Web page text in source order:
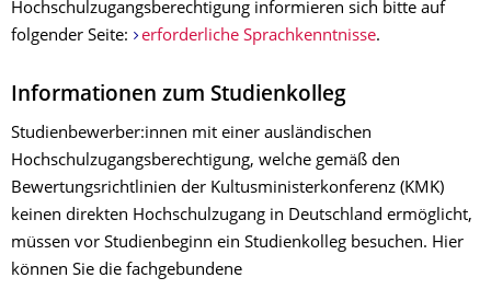
Hochschulzugangsberechtigung informieren sich bitte auf
folgender Seite:
erforderliche Sprachkenntnisse.
Informationen zum Studienkolleg
Studienbewerber:innen mit einer ausländischen
Hochschulzugangsberechtigung, welche gemäß den
Bewertungsrichtlinien der Kultusministerkonferenz (KMK)
keinen direkten Hochschulzugang in Deutschland ermöglicht,
müssen vor Studienbeginn ein Studienkolleg besuchen. Hier
können Sie die fachgebundene